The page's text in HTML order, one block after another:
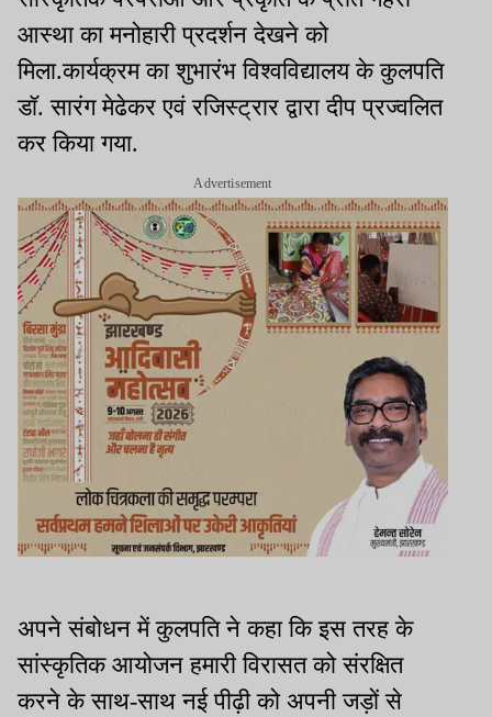
आस्था का मनोहारी प्रदर्शन देखने को
मिला.कार्यक्रम का शुभारंभ विश्वविद्यालय के कुलपति
डॉ. सारंग मेढेकर एवं रजिस्ट्रार द्वारा दीप प्रज्वलित
कर किया गया.
Advertisement
अपने संबोधन में कुलपति ने कहा कि इस तरह के
सांस्कृतिक आयोजन हमारी विरासत को संरक्षित
करने के साथ-साथ नई पीढ़ी को अपनी जड़ों से